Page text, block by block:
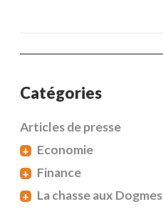
Catégories
Articles de presse
+ Economie
+ Finance
+ La chasse aux Dogmes